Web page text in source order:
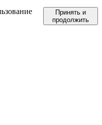
Принять и
продолжить